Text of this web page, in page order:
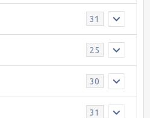
31
25
30
31